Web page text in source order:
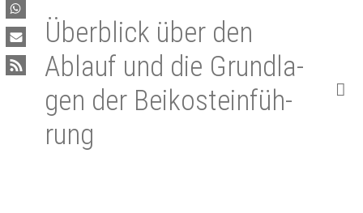
Überblick über den
Ablauf und die Grund­la­
gen der Bei­kost­ein­füh­
rung